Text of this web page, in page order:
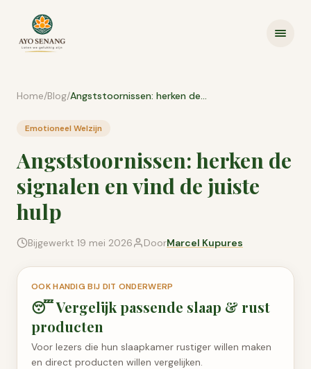
Home/Blog/ Angststoornissen: herken de signalen en vind de juiste hulp
Emotioneel Welzijn
Angststoornissen: herken de
signalen en vind de juiste
hulp
Bijgewerkt 19 mei 2026 DoorMarcel Kupures
OOK HANDIG BIJ DIT ONDERWERP
😴Vergelijk passende slaap & rust
producten
Voor lezers die hun slaapkamer rustiger willen maken
en direct producten willen vergelijken.